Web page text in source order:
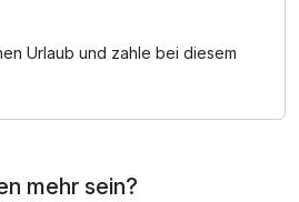
Urlaub und zahle bei diesem
mehr sein?